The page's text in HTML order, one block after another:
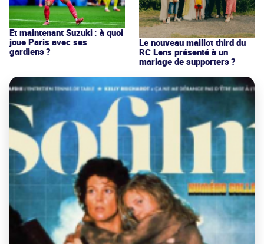
Et maintenant Suzuki : à quoi
joue Paris avec ses
gardiens ?
Le nouveau maillot third du
RC Lens présenté à un
mariage de supporters ?